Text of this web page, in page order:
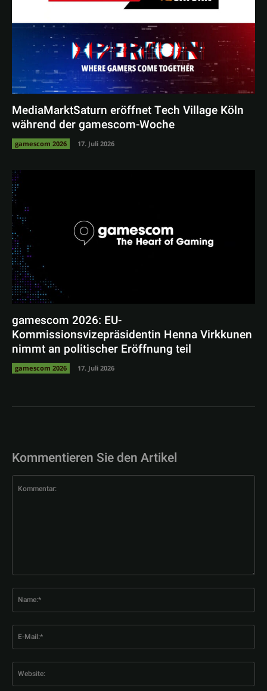
MediaMarktSaturn eröffnet Tech Village Köln
während der gamescom-Woche
gamescom 2026 17. Juli 2026
gamescom 2026: EU-
Kommissionsvizepräsidentin Henna Virkkunen
nimmt an politischer Eröffnung teil
gamescom 2026 17. Juli 2026
Kommentieren Sie den Artikel